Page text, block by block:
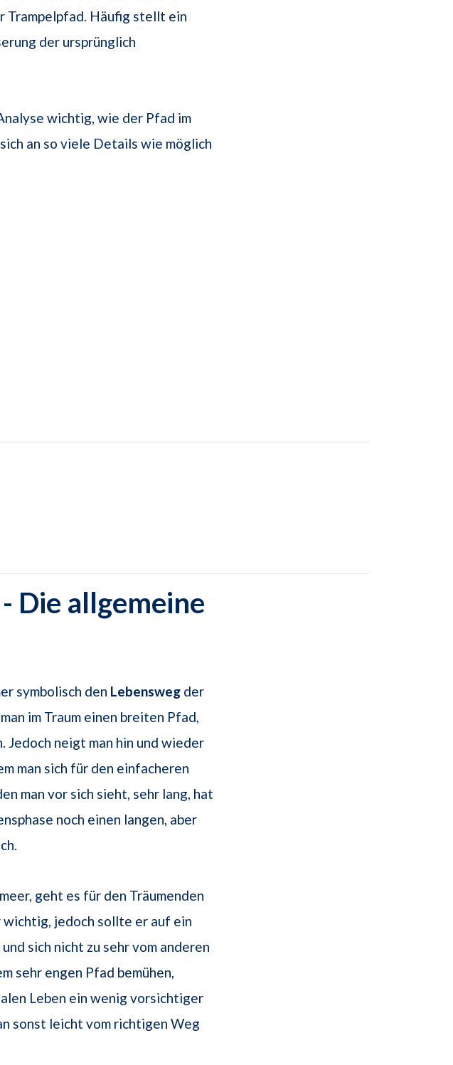
Trampelpfad. Häufig stellt ein
der ursprünglich
wichtig, wie der Pfad im
an so viele Details wie möglich
Die allgemeine
symbolisch den Lebensweg der
im Traum einen breiten Pfad,
neigt man hin und wieder
man sich für den einfacheren
man vor sich sieht, sehr lang, hat
noch einen langen, aber
geht es für den Träumenden
wichtig, jedoch sollte er auf ein
sich nicht zu sehr vom anderen
sehr engen Pfad bemühen,
Leben ein wenig vorsichtiger
sonst leicht vom richtigen Weg